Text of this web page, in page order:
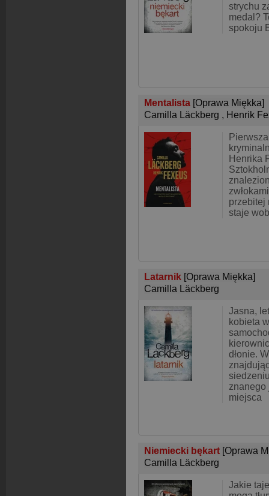
strychu
medal?
spokoju
Mentalista [Oprawa Miękka]
Camilla Läckberg , Henrik
Henrika
przebitej
staje
Latarnik [Oprawa Miękka]
Camilla Läckberg
Jasna,
kobieta
dłonie.
znanego
miejsca
Niemiecki bękart [Oprawa
Camilla Läckberg
Jakie